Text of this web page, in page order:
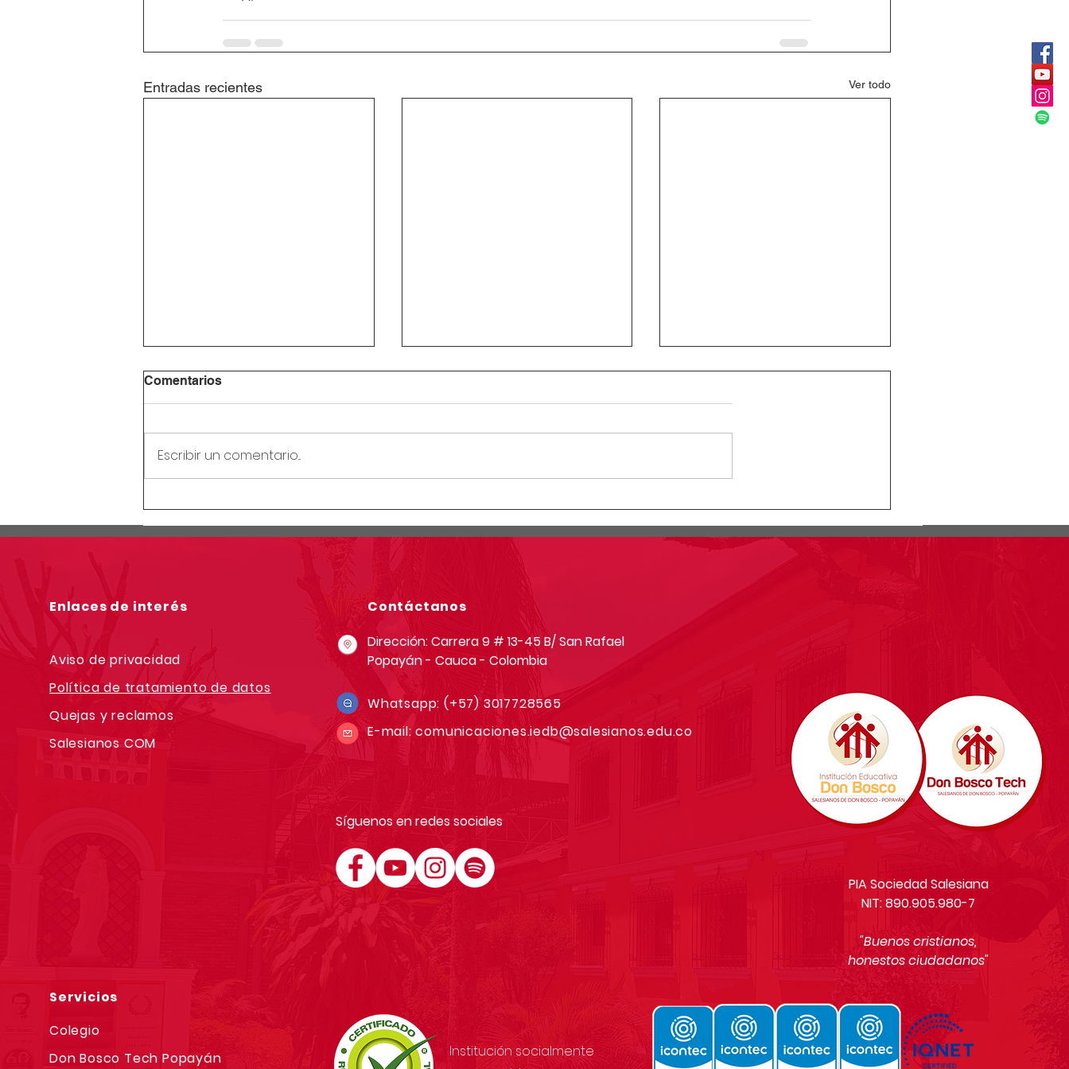
Entradas recientes Ver todo
escolar
secundaria junio 12 de 2026
simulacro pruebas saber
Comentarios
Escribir un comentario...
Enlaces de interés Contáctanos
Aviso de privacidad
Política de tratamiento de datos
Quejas y reclamos
Salesianos COM
Dirección: Carrera 9 # 13-45 B/ San Rafael
Popayán - Cauca - Colombia
Whatsapp:(+57) 3017728565
E-mail:comunicaciones.iedb@salesianos.edu.co
Síguenos en redes sociales
PIA Sociedad Salesiana
NIT: 890.905.980-7
"Buenos cristianos,
honestos ciudadanos"
Servicios
Colegio
Don Bosco Tech Popayán
Institución socialmente